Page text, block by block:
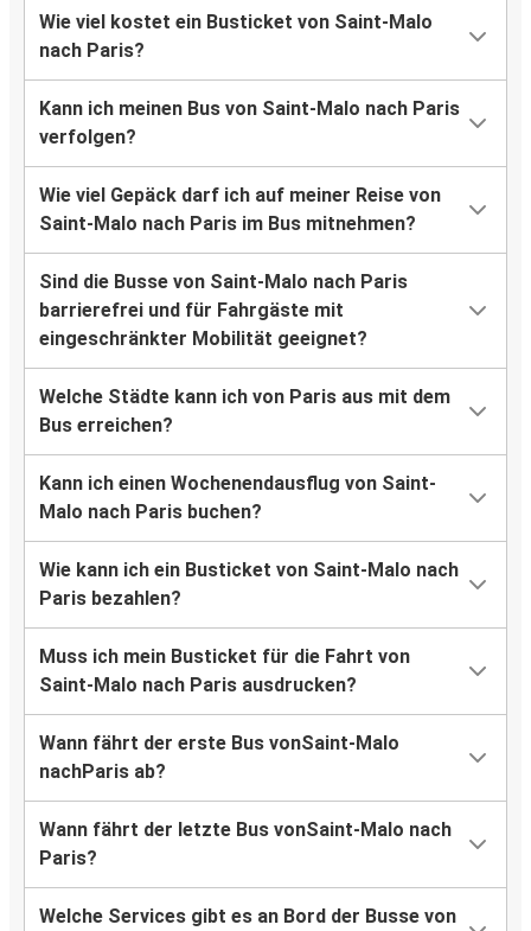
Wie viel kostet ein Busticket von Saint-Malo
nach Paris?
Kann ich meinen Bus von Saint-Malo nach Paris
verfolgen?
Wie viel Gepäck darf ich auf meiner Reise von
Saint-Malo nach Paris im Bus mitnehmen?
Sind die Busse von Saint-Malo nach Paris
barrierefrei und für Fahrgäste mit
eingeschränkter Mobilität geeignet?
Welche Städte kann ich von Paris aus mit dem
Bus erreichen?
Kann ich einen Wochenendausflug von Saint-
Malo nach Paris buchen?
Wie kann ich ein Busticket von Saint-Malo nach
Paris bezahlen?
Muss ich mein Busticket für die Fahrt von
Saint-Malo nach Paris ausdrucken?
Wann fährt der erste Bus vonSaint-Malo
nachParis ab?
Wann fährt der letzte Bus vonSaint-Malo nach
Paris?
Welche Services gibt es an Bord der Busse von